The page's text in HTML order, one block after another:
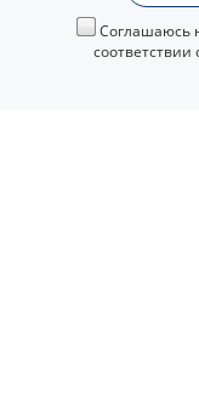
Соглашаюсь
соответствии